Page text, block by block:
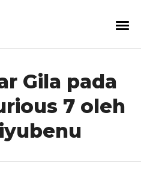
Gila pada
7 oleh